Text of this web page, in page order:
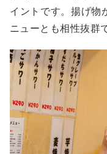
イントです。揚げ物
ニューとも相性抜群